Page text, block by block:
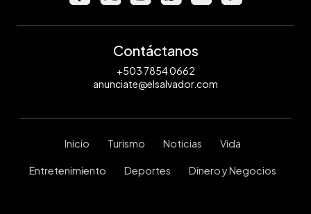
Contáctanos
+503 7854 0662
anunciate@elsalvador.com
Inicio Turismo Noticias Vida
Entretenimiento Deportes Dinero y Negocios